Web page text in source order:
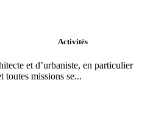
Activités
et d’urbaniste, en particulier
toutes missions se...